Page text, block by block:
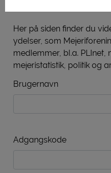
Her på siden finder du
ydelser, som
medlemmer, bl.a. PLInet,
mejeristatistik, politik og
Brugernavn
Adgangskode